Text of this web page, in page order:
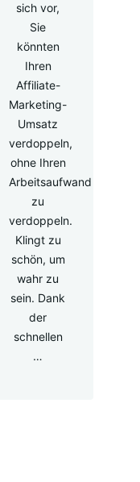
sich vor,
Sie
könnten
Ihren
Affiliate-
Marketing-
Umsatz
verdoppeln,
ohne Ihren
Arbeitsaufwand
zu
verdoppeln.
Klingt zu
schön, um
wahr zu
sein. Dank
der
schnellen
…